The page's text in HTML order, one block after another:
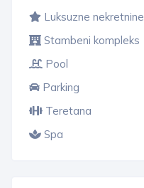
Luksuzne nekretnine
Stambeni kompleks
Pool
Parking
Teretana
Spa